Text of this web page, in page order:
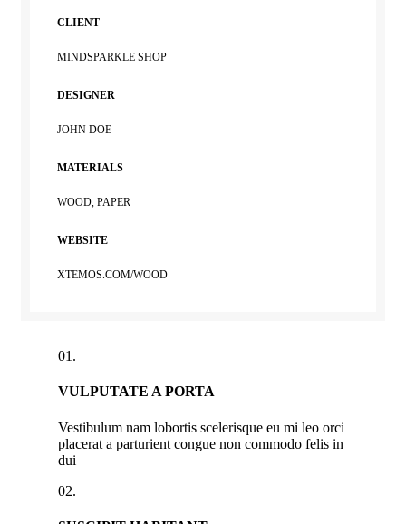
CLIENT
MINDSPARKLE SHOP
DESIGNER
JOHN DOE
MATERIALS
WOOD, PAPER
WEBSITE
XTEMOS.COM/WOOD
01.
VULPUTATE A PORTA
Vestibulum nam lobortis scelerisque eu mi leo orci
placerat a parturient congue non commodo felis in
dui
02.